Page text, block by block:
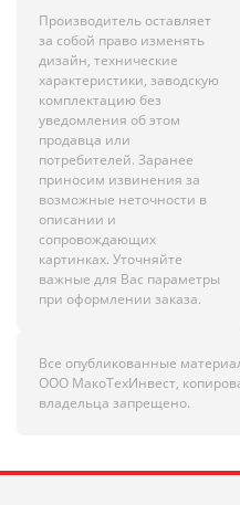
Производитель оставляет
за собой право изменять
дизайн, технические
характеристики, заводскую
комплектацию без
уведомления об этом
продавца или
потребителей. Заранее
приносим извинения за
возможные неточности в
описании и
сопровождающих
картинках. Уточняйте
важные для Вас параметры
при оформлении заказа.
Все опубликованные
ООО МакоТехИнвест,
владельца запрещено.